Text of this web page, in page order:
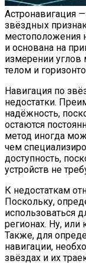
Астронавигация
звёздных
местоположения
и основана на
измерении
телом и
Навигация по
недостатки.
надёжность,
остаются
метод иногда
чем
доступность,
устройств не
К недостаткам
Поскольку,
использоваться
регионах. Ну, или
Также, для
навигации,
звёздах и их